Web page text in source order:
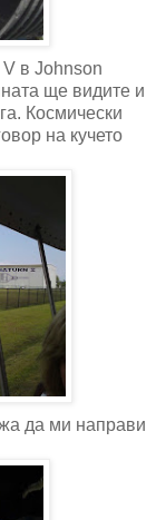
в Johnson
ще видите и
Космически
на кучето
да ми направи